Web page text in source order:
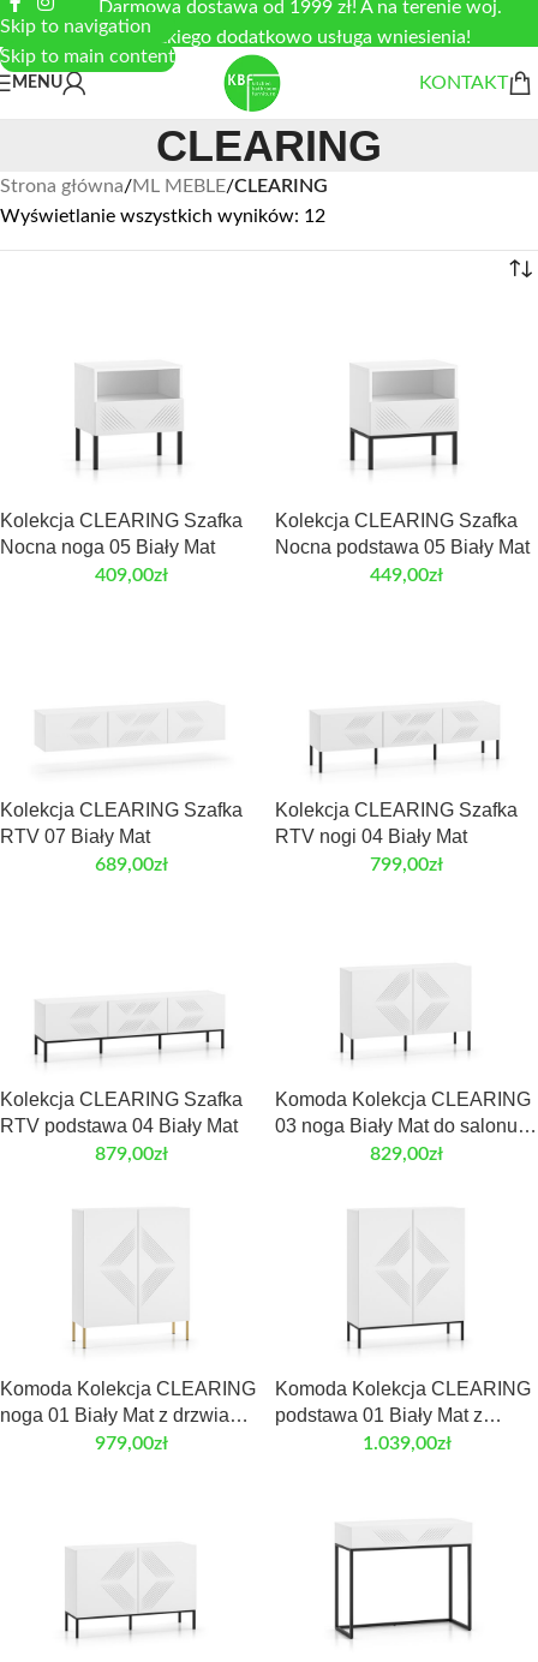
Skip to navigation
Skip to main content
Darmowa dostawa od 1999 zł! A na terenie woj.
łódzkiego dodatkowo usługa wniesienia!
MENU KONTAKT
CLEARING
Strona główna/ML MEBLE/CLEARING
Wyświetlanie wszystkich wyników: 12
Kolekcja CLEARING Szafka
Nocna noga 05 Biały Mat
409,00zł
Kolekcja CLEARING Szafka
Nocna podstawa 05 Biały Mat
449,00zł
Kolekcja CLEARING Szafka
RTV 07 Biały Mat
689,00zł
Kolekcja CLEARING Szafka
RTV nogi 04 Biały Mat
799,00zł
Kolekcja CLEARING Szafka
RTV podstawa 04 Biały Mat
879,00zł
Komoda Kolekcja CLEARING
03 noga Biały Mat do salonu i
829,00zł
Komoda Kolekcja CLEARING
noga 01 Biały Mat z drzwiami
979,00zł
Komoda Kolekcja CLEARING
podstawa 01 Biały Mat z
drzwiami do salonu
1.039,00zł